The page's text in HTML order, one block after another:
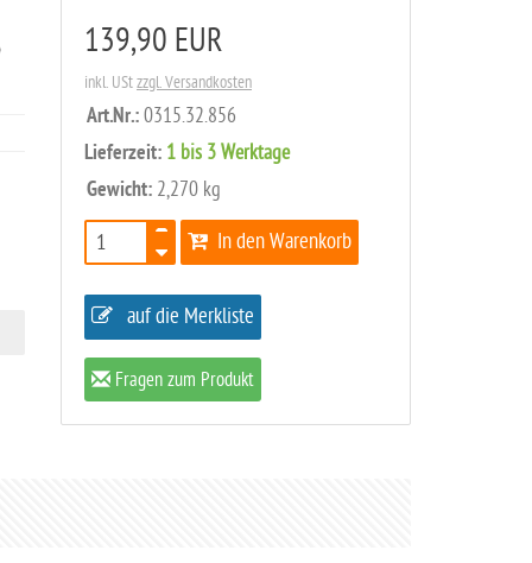
139,90 EUR
inkl. UStzzgl. Versandkosten
Art.Nr.: 0315.32.856
Lieferzeit: 1 bis 3 Werktage
Gewicht: 2,270 kg
In den Warenkorb
auf die Merkliste
Fragen zum Produkt